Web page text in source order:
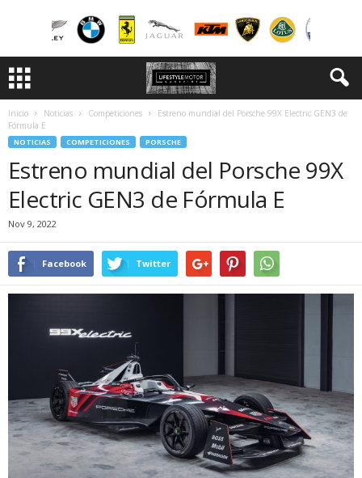
Inicio Noticias Competiciones
Estreno mundial del Porsche 99X Electric GEN3 de
Fórmula E
NOTICIAS COMPETICIONES PORSCHE
Estreno mundial del Porsche 99X
Electric GEN3 de Fórmula E
Nov 9, 2022
Facebook Twitter